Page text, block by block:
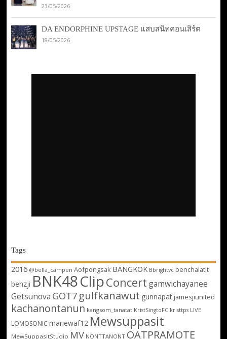
23/05/2026
DA ENDORPHINE UPSTAGE แสบสนิทคอนเสิร์ต
18/05/2026
Tags
2016 @bella_campen Aofpongsak BANGKOK Bbrightvc benchalatit
benzji BNK48ClipConcert gamwichayanee
Getsunova GOT7 gulfkanawut gunnapat jamesjiunited
kachanontanun kangsom_tanatat KristSingtoFC kristtps LIVE
LOMOSONIC mariewaf12 Mewsuppasit
MewSuppasitStudio MV NONTTANONT OATPRAMOTE